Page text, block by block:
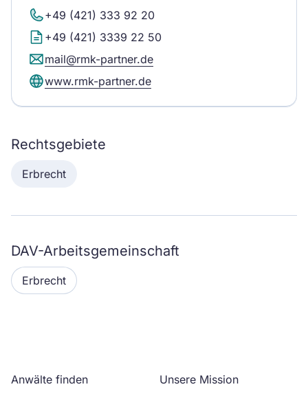
+49 (421) 333 92 20
+49 (421) 3339 22 50
mail@rmk-partner.de
www.rmk-partner.de
Rechtsgebiete
Erbrecht
DAV-Arbeitsgemeinschaft
Erbrecht
Anwälte finden Unsere Mission